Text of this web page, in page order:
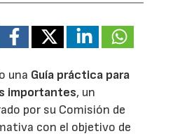
una Guía práctica para
importantes, un
por su Comisión de
con el objetivo de